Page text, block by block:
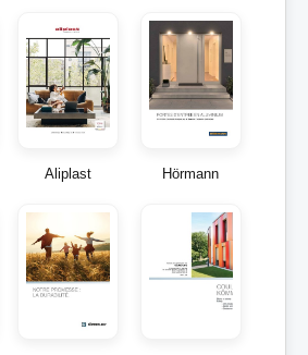
Aliplast Hörmann